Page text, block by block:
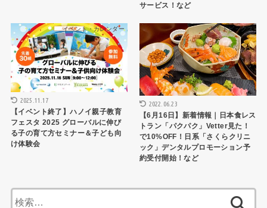
サービス！など
イベント・カレンダー
2025.11.17
【イベント終了】ハノイ親子教育
フェスタ 2025 グローバルに伸び
る子の育て方セミナー＆子ども向
け体験会
トピックス
2022.06.23
【6月16日】新着情報｜日本食レス
トラン「パクパク」Vetter見た！
で10%OFF！日系「さくらクリニ
ック」デンタルプロモーション予
約受付開始！など